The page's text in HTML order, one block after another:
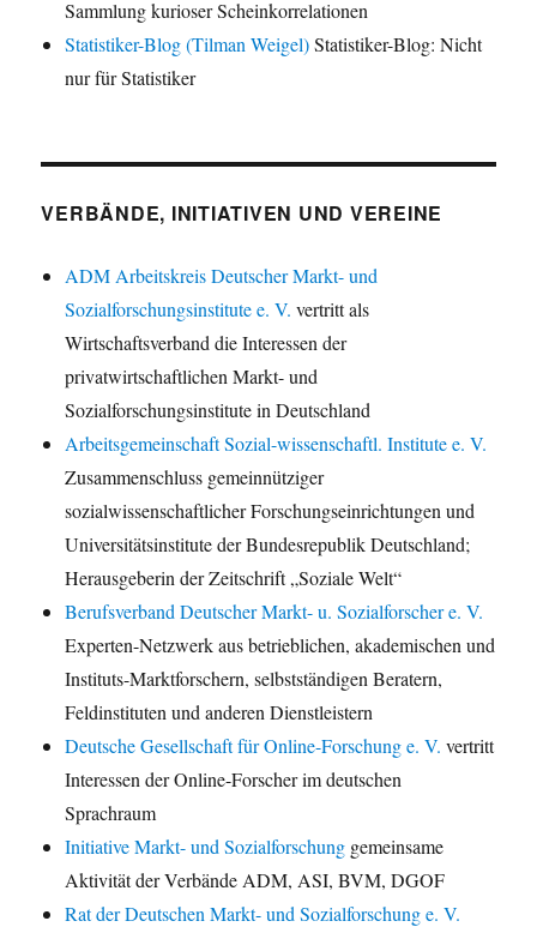
Sammlung kurioser Scheinkorrelationen
Statistiker-Blog (Tilman Weigel)Statistiker-Blog: Nicht
nur für Statistiker
VERBÄNDE, INITIATIVEN UND VEREINE
ADM Arbeitskreis Deutscher Markt- und
Sozialforschungsinstitute e. V. vertritt als
Wirtschaftsverband die Interessen der
privatwirtschaftlichen Markt- und
Sozialforschungsinstitute in Deutschland
Arbeitsgemeinschaft Sozial-wissenschaftl. Institute e. V.
Zusammenschluss gemeinnütziger
sozialwissenschaftlicher Forschungseinrichtungen und
Universitätsinstitute der Bundesrepublik Deutschland;
Herausgeberin der Zeitschrift „Soziale Welt“
Berufsverband Deutscher Markt- u. Sozialforscher e. V.
Experten-Netzwerk aus betrieblichen, akademischen und
Instituts-Marktforschern, selbstständigen Beratern,
Feldinstituten und anderen Dienstleistern
Deutsche Gesellschaft für Online-Forschung e. V. vertritt
Interessen der Online-Forscher im deutschen
Sprachraum
Initiative Markt- und Sozialforschung gemeinsame
Aktivität der Verbände ADM, ASI, BVM, DGOF
Rat der Deutschen Markt- und Sozialforschung e. V.